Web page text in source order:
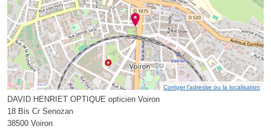
Corriger l’adresse ou la localisation
DAVID HENRIET OPTIQUE opticien Voiron
18 Bis Cr Senozan
38500 Voiron